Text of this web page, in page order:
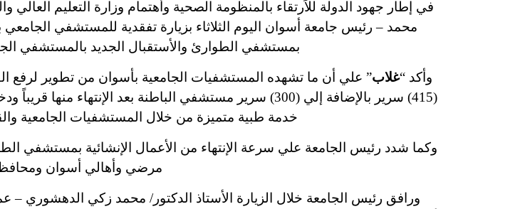
في إطار جهود الدولة للاَرتقاء بالمنظومة الصحية وأهتمام وزارة التعليم
محمد – رئيس جامعة أسوان اليوم الثلاثاء بزيارة تفقدية للمستشفي
بمستشفي الطوارئ والأستقبال الجديد بالمستشفي الجامعي
وأكد “غلاب” علي أن ما تشهده المستشفيات الجامعية بأسوان من تطوير لرفع
(415) سرير بالإضافة إلي (300) سرير مستشفي الباطنة بعد
خدمة طبية متميزة من خلال المستشفيات الجامعية
وكما شدد رئيس الجامعة علي سرعة الإنتهاء من الأعمال الإنشائية بمستشفي
مرضي وأهالي أسوان
ورافق رئيس الجامعة خلال الزيارة الأستاذ الدكتور/ محمد زكي الدهشوري